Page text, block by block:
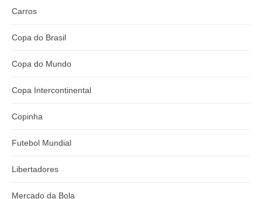
Carros
Copa do Brasil
Copa do Mundo
Copa Intercontinental
Copinha
Futebol Mundial
Libertadores
Mercado da Bola